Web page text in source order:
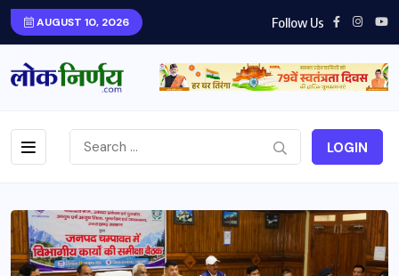
AUGUST 10, 2026 Follow Us
LOGIN